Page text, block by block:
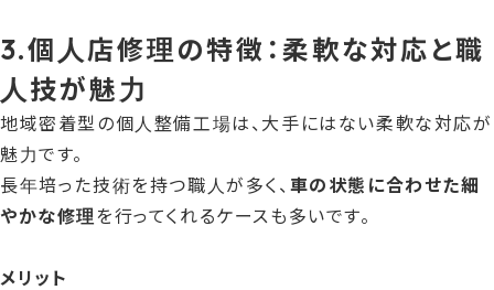
3.個人店修理の特徴：柔軟な対応と職
人技が魅力
地域密着型の個人整備工場は、大手にはない柔軟な対応が
魅力です。
長年培った技術を持つ職人が多く、 車の状態に合わせた細
やかな修理 を行ってくれるケースも多いです。
メリット